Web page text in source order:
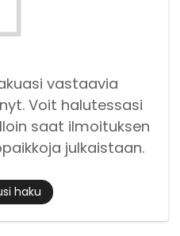
vastaavia
Voit halutessasi
saat ilmoituksen
julkaistaan.
haku